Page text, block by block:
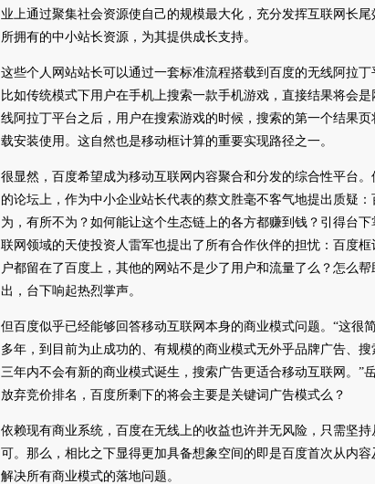
业上通过聚集社会资源使自己的规模最大化，充分发挥互联网长
所拥有的中小站长资源，为其提供成长支持。
这些个人网站站长可以通过一套标准流程搭载到百度的无线阿拉丁
比如传统模式下用户在手机上搜索一款手机游戏，直接结果将会
线阿拉丁平台之后，用户在搜索游戏的时候，搜索的第一个结果
载安装使用。这自然也是移动框计算的重要实现路径之一。
很显然，百度希望成为移动互联网内容聚合和分发的综合性平台
的论坛上，作为中小企业站长代表的蔡文胜毫不客气地提出质疑
为，有所不为？如何能让这个生态链上的各方都赚到钱？引得台
联网领域的天使投资人雷军也提出了所有合作伙伴的担忧：百度
户都留在了百度上，其他的网站不是少了用户和流量了么？怎么
出，台下响起热烈掌声。
但百度似乎已经能够回答移动互联网本身的商业模式问题。“这很
多年，到目前为止成功的、有规模的商业模式无外乎品牌广告、
三年内不会有新的商业模式诞生，搜索广告更适合移动互联网。”
放弃竞价排名，百度所剩下的将会主要是关键词广告模式么？
依赖现有商业系统，百度在无线上的收益也许并无风险，只需坚
可。那么，相比之下显得更加具备想象空间的即是百度首次从内
解决所有商业模式的落地问题。